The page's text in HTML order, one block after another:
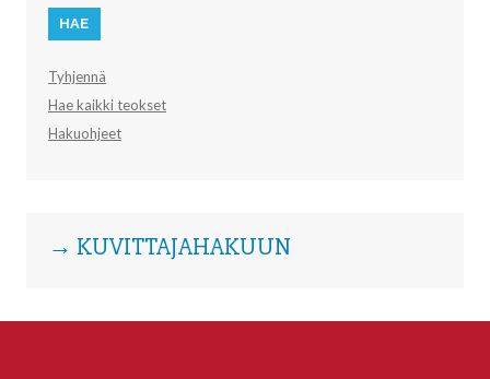
Tyhjennä
Hae kaikki teokset
Hakuohjeet
→ KUVITTAJAHAKUUN